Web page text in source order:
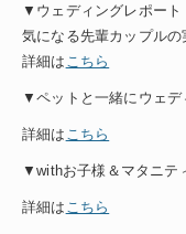
▼ウェディングレポート
気になる先輩カップルの
詳細は こちら
▼ペットと一緒にウェデ
詳細は こちら
▼withお子様＆マタニテ
詳細は こちら